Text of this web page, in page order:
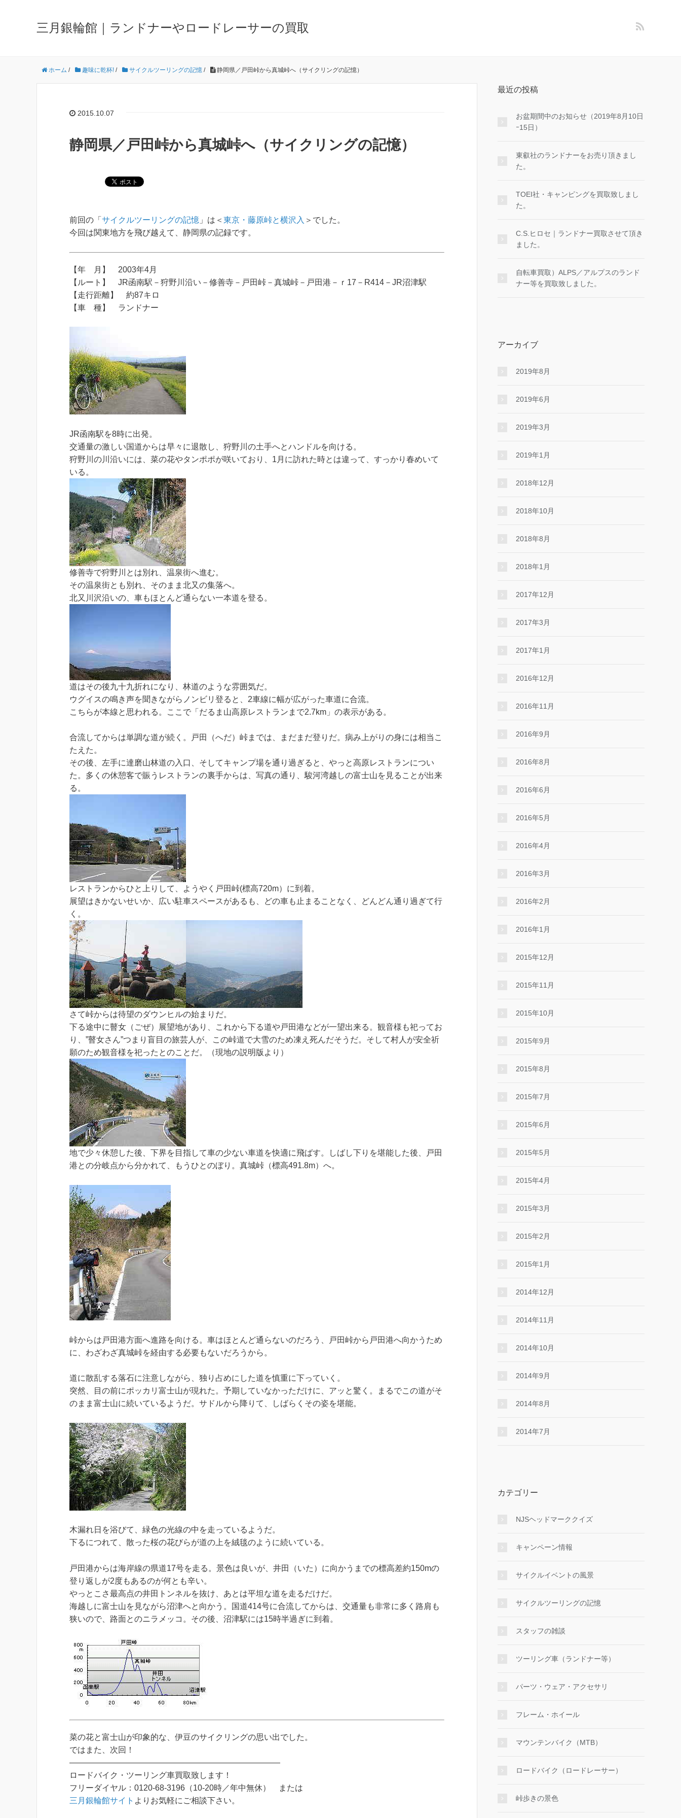
三月銀輪館｜ランドナーやロードレーサーの買取
ホーム / 趣味に乾杯! / サイクルツーリングの記憶 / 静岡県／戸田峠から真城峠へ（サイクリングの記憶）
2015.10.07
静岡県／戸田峠から真城峠へ（サイクリングの記憶）
前回の「 サイクルツーリングの記憶 」は＜ 東京・藤原峠と横沢入 ＞でした。
今回は関東地方を飛び越えて、静岡県の記録です。
【年 月】 2003年4月
【ルート】 JR函南駅－狩野川沿い－修善寺－戸田峠－真城峠－戸田港－ｒ17－R414－JR沼津駅
【走行距離】 約87キロ
【車 種】 ランドナー
JR函南駅を8時に出発。
交通量の激しい国道からは早々に退散し、狩野川の土手へとハンドルを向ける。
狩野川の川沿いには、菜の花やタンポポが咲いており、1月に訪れた時とは違って、すっかり春めいて
いる。
修善寺で狩野川とは別れ、温泉街へ進む。
その温泉街とも別れ、そのまま北又の集落へ。
北又川沢沿いの、車もほとんど通らない一本道を登る。
道はその後九十九折れになり、林道のような雰囲気だ。
ウグイスの鳴き声を聞きながらノンビリ登ると、2車線に幅が広がった車道に合流。
こちらが本線と思われる。ここで「だるま山高原レストランまで2.7km」の表示がある。
合流してからは単調な道が続く。戸田（へだ）峠までは、まだまだ登りだ。病み上がりの身には相当こ
たえた。
その後、左手に達磨山林道の入口、そしてキャンプ場を通り過ぎると、やっと高原レストランについ
た。多くの休憩客で賑うレストランの裏手からは、写真の通り、駿河湾越しの富士山を見ることが出来
る。
レストランからひと上りして、ようやく戸田峠(標高720m）に到着。
展望はきかないせいか、広い駐車スペースがあるも、どの車も止まることなく、どんどん通り過ぎて行
く。
さて峠からは待望のダウンヒルの始まりだ。
下る途中に瞽女（ごぜ）展望地があり、これから下る道や戸田港などが一望出来る。観音様も祀ってお
り、”瞽女さん”つまり盲目の旅芸人が、この峠道で大雪のため凍え死んだそうだ。そして村人が安全祈
願のため観音様を祀ったとのことだ。（現地の説明版より）
地で少々休憩した後、下界を目指して車の少ない車道を快適に飛ばす。しばし下りを堪能した後、戸田
港との分岐点から分かれて、もうひとのぼり。真城峠（標高491.8m）へ。
峠からは戸田港方面へ進路を向ける。車はほとんど通らないのだろう、戸田峠から戸田港へ向かうため
に、わざわざ真城峠を経由する必要もないだろうから。
道に散乱する落石に注意しながら、独り占めにした道を慎重に下っていく。
突然、目の前にポッカリ富士山が現れた。予期していなかっただけに、アッと驚く。まるでこの道がそ
のまま富士山に続いているようだ。サドルから降りて、しばらくその姿を堪能。
木漏れ日を浴びて、緑色の光線の中を走っているようだ。
下るにつれて、散った桜の花びらが道の上を絨毯のように続いている。
戸田港からは海岸線の県道17号を走る。景色は良いが、井田（いた）に向かうまでの標高差約150mの
登り返しが2度もあるのが何とも辛い。
やっとこさ最高点の井田トンネルを抜け、あとは平坦な道を走るだけだ。
海越しに富士山を見ながら沼津へと向かう。国道414号に合流してからは、交通量も非常に多く路肩も
狭いので、路面とのニラメッコ。その後、沼津駅には15時半過ぎに到着。
菜の花と富士山が印象的な、伊豆のサイクリングの思い出でした。
ではまた、次回！
——————————————————————————
ロードバイク・ツーリング車買取致します！
フリーダイヤル：0120-68-3196（10-20時／年中無休） または
三月銀輪館サイト よりお気軽にご相談下さい。
最近の投稿
お盆期間中のお知らせ（2019年8月10日
ｰ15日）
東叡社のランドナーをお売り頂きまし
た。
TOEI社・キャンピングを買取致しまし
た。
C.S.ヒロセ｜ランドナー買取させて頂き
ました。
自転車買取）ALPS／アルプスのランド
ナー等を買取致しました。
アーカイブ
2019年8月
2019年6月
2019年3月
2019年1月
2018年12月
2018年10月
2018年8月
2018年1月
2017年12月
2017年3月
2017年1月
2016年12月
2016年11月
2016年9月
2016年8月
2016年6月
2016年5月
2016年4月
2016年3月
2016年2月
2016年1月
2015年12月
2015年11月
2015年10月
2015年9月
2015年8月
2015年7月
2015年6月
2015年5月
2015年4月
2015年3月
2015年2月
2015年1月
2014年12月
2014年11月
2014年10月
2014年9月
2014年8月
2014年7月
カテゴリー
NJSヘッドマーククイズ
キャンペーン情報
サイクルイベントの風景
サイクルツーリングの記憶
スタッフの雑談
ツーリング車（ランドナー等）
パーツ・ウェア・アクセサリ
フレーム・ホイール
マウンテンバイク（MTB）
ロードバイク（ロードレーサー）
峠歩きの景色